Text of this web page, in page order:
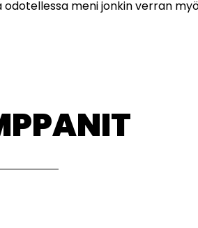
meni jonkin verran